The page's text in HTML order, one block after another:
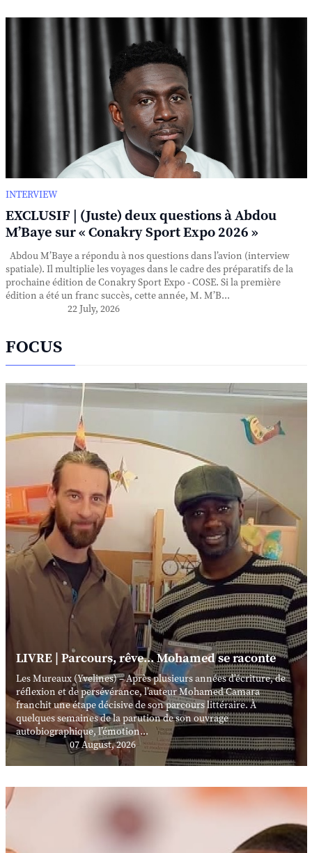
INTERVIEW
EXCLUSIF | (Juste) deux questions à Abdou
M’Baye sur « Conakry Sport Expo 2026 »
Abdou M’Baye a répondu à nos questions dans l’avion (interview
spatiale). Il multiplie les voyages dans le cadre des préparatifs de la
prochaine édition de Conakry Sport Expo - COSE. Si la première
édition a été un franc succès, cette année, M. M’B...
22 July, 2026
FOCUS
LIVRE | Parcours, rêve... Mohamed se raconte
Les Mureaux (Yvelines) – Après plusieurs années d’écriture, de
réflexion et de persévérance, l’auteur Mohamed Camara
franchit une étape décisive de son parcours littéraire. À
quelques semaines de la parution de son ouvrage
autobiographique, l’émotion...
07 August, 2026